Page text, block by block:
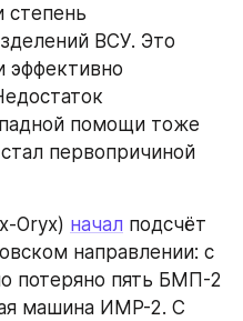
степень
ВСУ. Это
эффективно
помощи тоже
первопричиной
Oryx) начал подсчёт
направлении: с
потеряно пять БМП-2
машина ИМР-2. С